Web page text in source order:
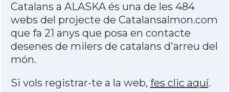
Catalans a ALASKA és una de les 484
webs del projecte de Catalansalmon.com
que fa 21 anys que posa en contacte
desenes de milers de catalans d'arreu del
món.
Si vols registrar-te a la web, fes clic aquí.